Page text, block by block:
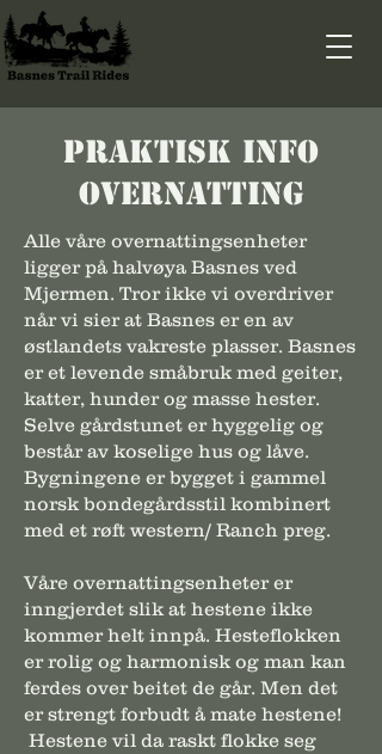
Praktisk info
overnatting
Alle våre overnattingsenheter
ligger på halvøya Basnes ved
Mjermen. Tror ikke vi overdriver
når vi sier at Basnes er en av
østlandets vakreste plasser. Basnes
er et levende småbruk med geiter,
katter, hunder og masse hester.
Selve gårdstunet er hyggelig og
består av koselige hus og låve.
Bygningene er bygget i gammel
norsk bondegårdsstil kombinert
med et røft western/ Ranch preg.
Våre overnattingsenheter er
inngjerdet slik at hestene ikke
kommer helt innpå. Hesteflokken
er rolig og harmonisk og man kan
ferdes over beitet de går. Men det
er strengt forbudt å mate hestene!
Hestene vil da raskt flokke seg